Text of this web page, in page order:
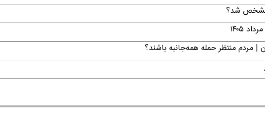
مشخص شد؟
۱۴۰۵
| مردم منتظر حمله همه‌جانبه باشند؟